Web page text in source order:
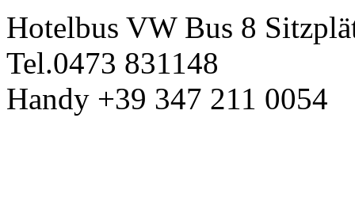
Hotelbus VW Bus 8
Tel.0473 831148
Handy +39 347 211 0054